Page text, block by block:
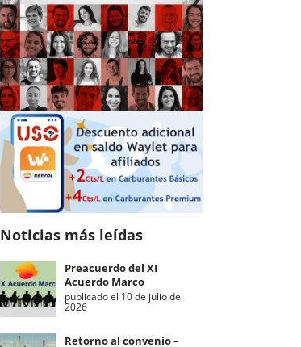
Noticias más leídas
Preacuerdo del XI
Acuerdo Marco
publicado el 10 de julio de
2026
Retorno al convenio –